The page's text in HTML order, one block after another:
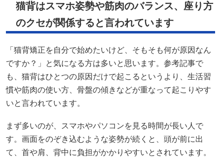
猫背はスマホ姿勢や筋肉のバランス、座り方
のクセが関係すると言われています
「猫背矯正を自分で始めたいけど、そもそも何が原因なん
ですか？」と気になる方は多いと思います。参考記事で
も、猫背はひとつの原因だけで起こるというより、生活習
慣や筋肉の使い方、骨盤の傾きなどが重なって起こりやす
いと言われています。
まず多いのが、スマホやパソコンを見る時間が長い人で
す。画面をのぞき込むような姿勢が続くと、頭が前に出
て、首や肩、背中に負担がかかりやすいとされています。